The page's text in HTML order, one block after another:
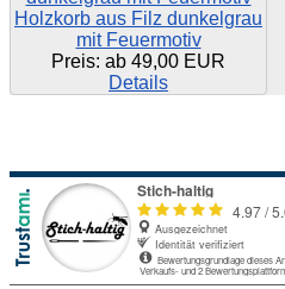
Holzkorb aus Filz dunkelgrau
mit Feuermotiv
Preis: ab 49,00 EUR
Details